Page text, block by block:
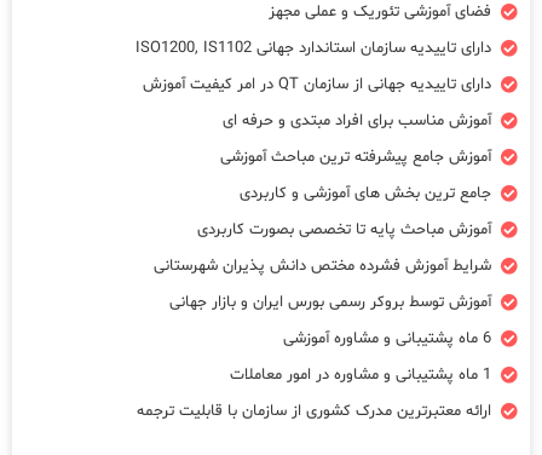
فضای آموزشی تئوریک و عملی مجهز
دارای تاییدیه سازمان استاندارد جهانی ISO1200, IS1102
دارای تاییدیه جهانی از سازمان QT در امر کیفیت آموزش
آموزش مناسب برای افراد مبتدی و حرفه ای
آموزش جامع پیشرفته ترین مباحث آموزشی
جامع ترین بخش های آموزشی و کاربردی
آموزش مباحث پایه تا تخصصی بصورت کاربردی
شرایط آموزش فشرده مختص دانش پذیران شهرستانی
آموزش توسط بروکر رسمی بورس ایران و بازار جهانی
6 ماه پشتیبانی و مشاوره آموزشی
1 ماه پشتیبانی و مشاوره در امور معاملات
ارائه معتبرترین مدرک کشوری از سازمان با قابلیت ترجمه